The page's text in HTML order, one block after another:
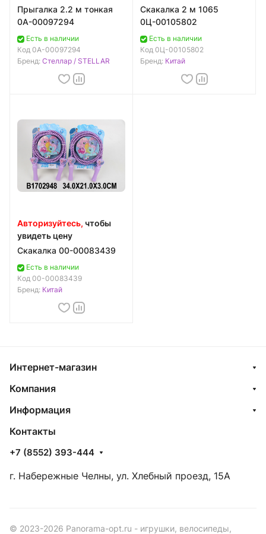
Прыгалка 2.2 м тонкая
0А-00097294
Есть в наличии
Код 0А-00097294
Бренд: Стеллар / STELLAR
Скакалка 2 м 1065
0Ц-00105802
Есть в наличии
Код 0Ц-00105802
Бренд: Китай
Авторизуйтесь, чтобы
увидеть цену
Скакалка 00-00083439
Есть в наличии
Код 00-00083439
Бренд: Китай
Интернет-магазин
Компания
Информация
Контакты
+7 (8552) 393-444
г. Набережные Челны, ул. Хлебный проезд, 15А
© 2023-2026 Panorama-opt.ru - игрушки, велосипеды,